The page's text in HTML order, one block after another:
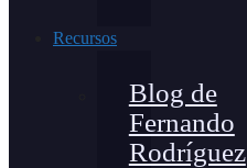
Recursos
Blog de
Fernando
Rodríguez